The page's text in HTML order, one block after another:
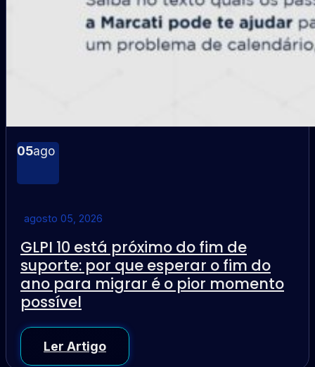
05ago
agosto 05, 2026
GLPI 10 está próximo do fim de
suporte: por que esperar o fim do
ano para migrar é o pior momento
possível
Ler Artigo